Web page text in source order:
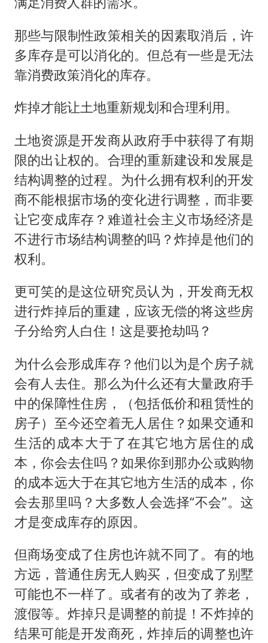
那些与限制性政策相关的因素取消后，许
多库存是可以消化的。但总有一些是无法
靠消费政策消化的库存。
炸掉才能让土地重新规划和合理利用。
土地资源是开发商从政府手中获得了有期
限的出让权的。合理的重新建设和发展是
结构调整的过程。为什么拥有权利的开发
商不能根据市场的变化进行调整，而非要
让它变成库存？难道社会主义市场经济是
不进行市场结构调整的吗？炸掉是他们的
权利。
更可笑的是这位研究员认为，开发商无权
进行炸掉后的重建，应该无偿的将这些房
子分给穷人白住！这是要抢劫吗？
为什么会形成库存？他们以为是个房子就
会有人去住。那么为什么还有大量政府手
中的保障性住房，（包括低价和租赁性的
房子）至今还空着无人居住？如果交通和
生活的成本大于了在其它地方居住的成
本，你会去住吗？如果你到那办公或购物
的成本远大于在其它地方生活的成本，你
会去那里吗？大多数人会选择“不会”。这
才是变成库存的原因。
但商场变成了住房也许就不同了。有的地
方远，普通住房无人购买，但变成了别墅
可能也不一样了。或者有的改为了养老，
渡假等。炸掉只是调整的前提！不炸掉的
结果可能是开发商死，炸掉后的调整也许